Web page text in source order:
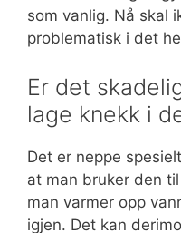
som vanlig. Nå skal
problematisk i det
Er det
lage knekk i
Det er neppe
at man bruker den
man varmer opp
igjen. Det kan